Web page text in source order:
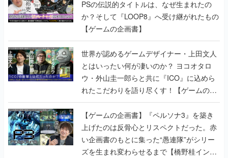
PSの伝説的タイトルは、なぜ生まれたの
か？そして『LOOP8』へ受け継がれたもの
【ゲームの企画書】
世界が認めるゲームデザイナー・上田文人
とはいったい何が凄いのか？ ヨコオタロ
ウ・外山圭一郎らと共に『ICO』に込めら
れたこだわりを語り尽くす！【ゲームの企
画書】
【ゲームの企画書】『ペルソナ3』を築き
上げたのは反骨心とリスペクトだった。赤
い企画書のもとに集った“愚連隊”がシリー
ズを生まれ変わらせるまで【橋野桂インタ